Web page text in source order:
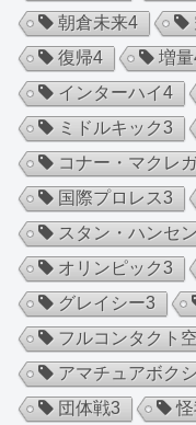
朝倉未来4
復帰4 増量
インターハイ4
ミドルキック3
コナー・マクレ
国際プロレス3
スタン・ハンセン
オリンピック3
グレイシー3
フルコンタクト
アマチュアボク
団体戦3